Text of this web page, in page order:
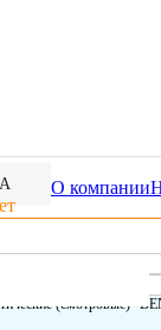
О компании
(смотровые)